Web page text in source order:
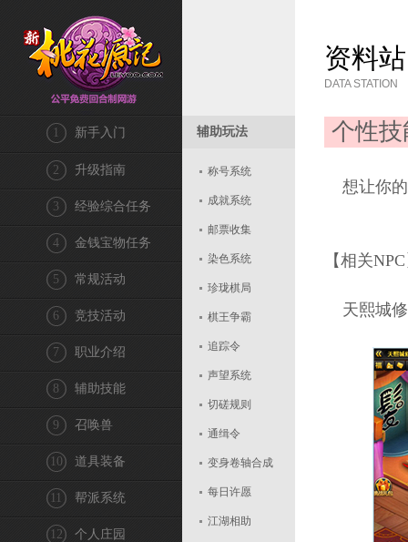
新手入门
1
升级指南
2
经验综合任务
3
金钱宝物任务
4
常规活动
5
竞技活动
6
职业介绍
7
辅助技能
8
召唤兽
9
道具装备
10
帮派系统
11
个人庄园
12
辅助玩法
称号系统
成就系统
邮票收集
染色系统
珍珑棋局
棋王争霸
追踪令
声望系统
切磋规则
通缉令
变身卷轴合成
每日许愿
江湖相助
资料站
DATA STATION
个性技
想让你的
【相关
天熙城修